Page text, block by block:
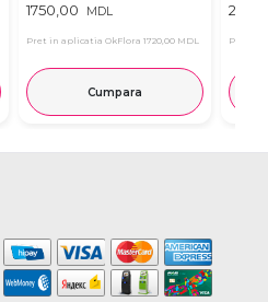
1750,00 MDL
Pret in aplicatia OkFlora 1720,00 MDL
Cumpara
Pret in